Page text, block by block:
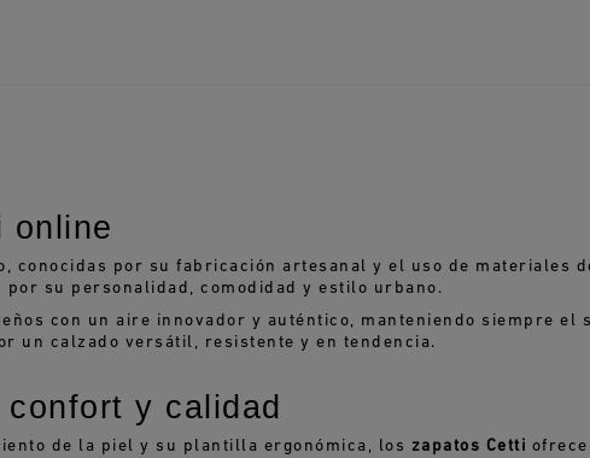
online
conocidas por su fabricación artesanal y el uso de materiales
su personalidad, comodidad y estilo urbano.
con un aire innovador y auténtico, manteniendo siempre
un calzado versátil, resistente y en tendencia.
y calidad
de la piel y su plantilla ergonómica, los zapatos Cetti